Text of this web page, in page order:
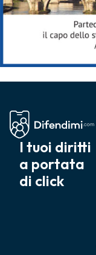
I tuoi diritti
a portata
di click